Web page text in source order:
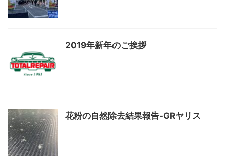
2019年新年のご挨拶
花粉の自然除去結果報告-GRヤリス